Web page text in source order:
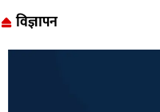
विज्ञापन